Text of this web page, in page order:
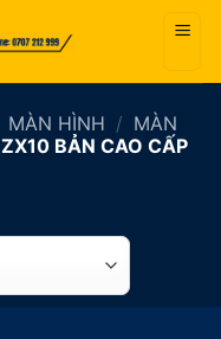
MÀN HÌNH / MÀN
ZX10 BẢN CAO CẤP